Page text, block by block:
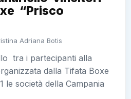
“Prisco
Adriana Botis
tra i partecipanti alla
dalla Tifata Boxe
le società della Campania